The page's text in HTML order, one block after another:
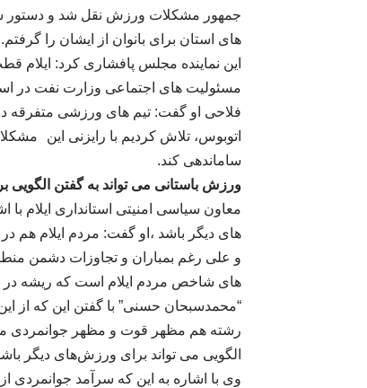
جمهور مشکلات ورزش نقل شد و
های استان برای بانوان از ایشان را گرفتم.
این نماینده مجلس پافشاری کرد:
مسئولیت های اجتماعی وزارت نفت در
فلاحی او گفت: تیم های ورزشی متفرقه در
اتوبوس، تلاش کردیم با رایزنی این
ساماندهی کند.
ورزش باستانی می تواند به گفتن
معاون سیاسی امنیتی استانداری ایلام
های دیگر باشد ،او گفت: مردم ایلام هم
و علی رغم بمباران و تجاوزات دشمن
های شاخص مردم ایلام است که ریشه در
“محمدسبحان حسنی” با گفتن این که از
رشته هم مظهر قوت و مظهر جوانمردی
الگویی می تواند برای ورزش‌های دیگر
وی با اشاره به این که سرآمد